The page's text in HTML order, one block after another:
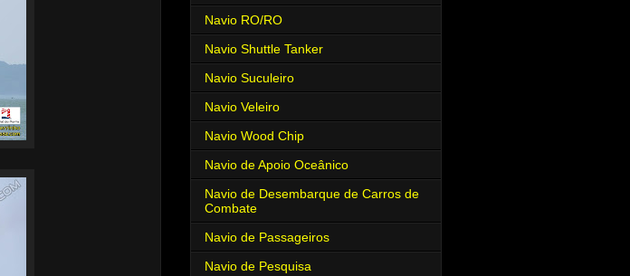
Navio RO/RO
Navio Shuttle Tanker
Navio Suculeiro
Navio Veleiro
Navio Wood Chip
Navio de Apoio Oceânico
Navio de Desembarque de Carros de
Combate
Navio de Passageiros
Navio de Pesquisa